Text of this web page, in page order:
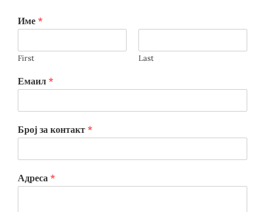
Име *
First Last
Емаил *
Број за контакт *
Адреса *